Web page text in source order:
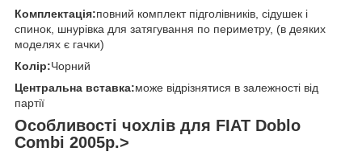
Комплектація:повний комплект підголівників, сідушек і
спинок, шнурівка для затягування по периметру, (в деяких
моделях є гачки)
Колір:Чорний
Центральна вставка:може відрізнятися в залежності від
партії
Особливості чохлів для FIAT Doblo
Combi 2005р.>